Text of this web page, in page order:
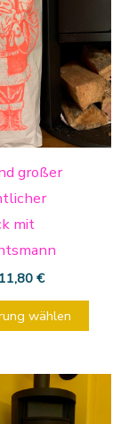
großer
mit
11,80 €
wählen
weist
auf.
Die